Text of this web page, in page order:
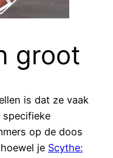
groot
is dat ze vaak
specifieke
op de doos
je Scythe: